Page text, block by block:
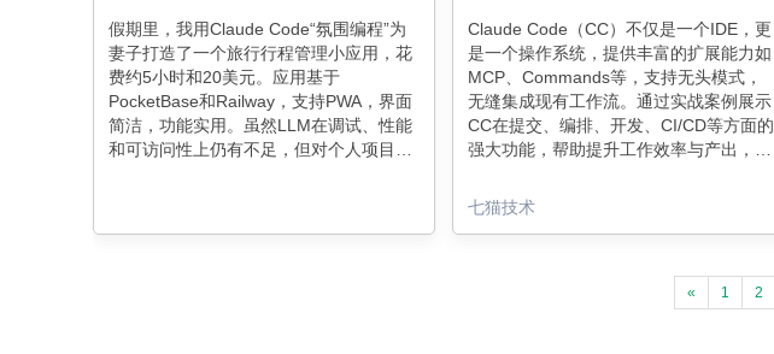
假期里，我用Claude Code“氛围编程”为
妻子打造了一个旅行行程管理小应用，花
费约5小时和20美元。应用基于
PocketBase和Railway，支持PWA，界面
简洁，功能实用。虽然LLM在调试、性能
和可访问性上仍有不足，但对个人项目而
Claude Code（CC）不仅是一个IDE，更
是一个操作系统，提供丰富的扩展能力如
MCP、Commands等，支持无头模式，
无缝集成现有工作流。通过实战案例展示
CC在提交、编排、开发、CI/CD等方面的
强大功能，帮助提升工作效率与产出，定
七猫技术
« 1 2